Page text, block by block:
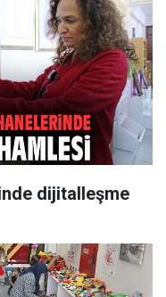
dijitalleşme